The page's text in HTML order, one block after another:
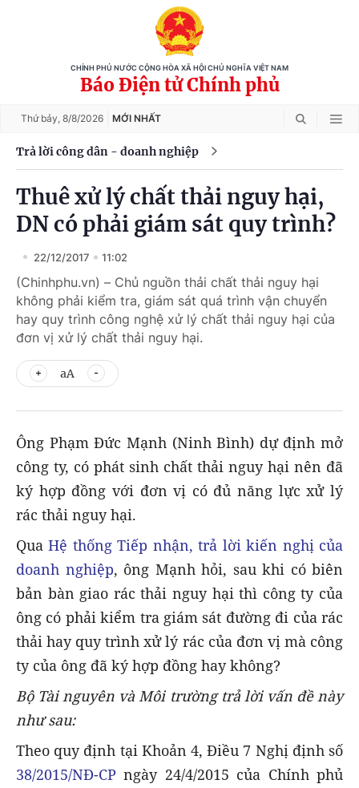
CHÍNH PHỦ NƯỚC CỘNG HÒA XÃ HỘI CHỦ NGHĨA VIỆT NAM
Báo Điện tử Chính phủ
Thứ bảy, 8/8/2026 MỚI NHẤT
Trả lời công dân - doanh nghiệp
Thuê xử lý chất thải nguy hại,
DN có phải giám sát quy trình?
22/12/2017 11:02
(Chinhphu.vn) – Chủ nguồn thải chất thải nguy hại
không phải kiểm tra, giám sát quá trình vận chuyển
hay quy trình công nghệ xử lý chất thải nguy hại của
đơn vị xử lý chất thải nguy hại.
aA
Ông Phạm Đức Mạnh (Ninh Bình) dự định mở
công ty, có phát sinh chất thải nguy hại nên đã
ký hợp đồng với đơn vị có đủ năng lực xử lý
rác thải nguy hại.
QuaHệ thống Tiếp nhận, trả lời kiến nghị của
doanh nghiệp, ông Mạnh hỏi, sau khi có biên
bản bàn giao rác thải nguy hại thì công ty của
ông có phải kiểm tra giám sát đường đi của rác
thải hay quy trình xử lý rác của đơn vị mà công
ty của ông đã ký hợp đồng hay không?
Bộ Tài nguyên và Môi trường trả lời vấn đề này
như sau:
Theo quy định tại Khoản 4, Điều 7 Nghị định số
38/2015/NĐ-CP ngày 24/4/2015 của Chính phủ